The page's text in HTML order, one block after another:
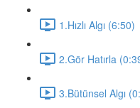
1.Hızlı Algı (6:50)
2.Gör Hatırla
3.Bütünsel Algı